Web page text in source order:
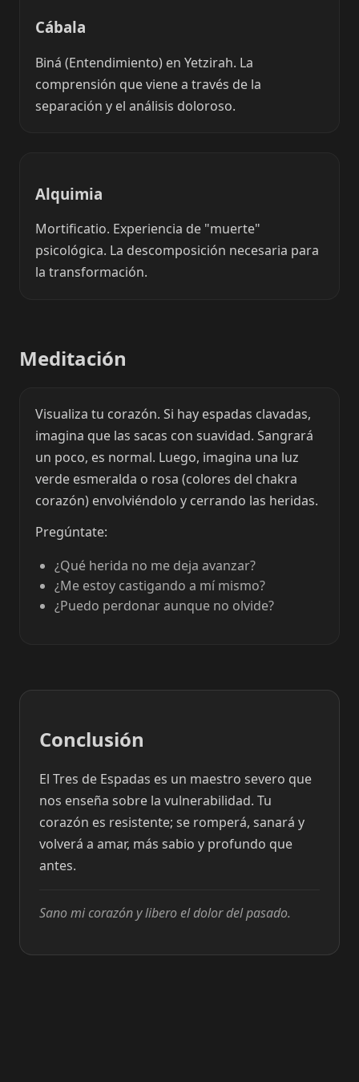
Cábala
Biná (Entendimiento) en Yetzirah. La
comprensión que viene a través de la
separación y el análisis doloroso.
Alquimia
Mortificatio. Experiencia de "muerte"
psicológica. La descomposición necesaria para
la transformación.
Meditación
Visualiza tu corazón. Si hay espadas clavadas,
imagina que las sacas con suavidad. Sangrará
un poco, es normal. Luego, imagina una luz
verde esmeralda o rosa (colores del chakra
corazón) envolviéndolo y cerrando las heridas.
Pregúntate:
¿Qué herida no me deja avanzar?
¿Me estoy castigando a mí mismo?
¿Puedo perdonar aunque no olvide?
Conclusión
El Tres de Espadas es un maestro severo que
nos enseña sobre la vulnerabilidad. Tu
corazón es resistente; se romperá, sanará y
volverá a amar, más sabio y profundo que
antes.
Sano mi corazón y libero el dolor del pasado.